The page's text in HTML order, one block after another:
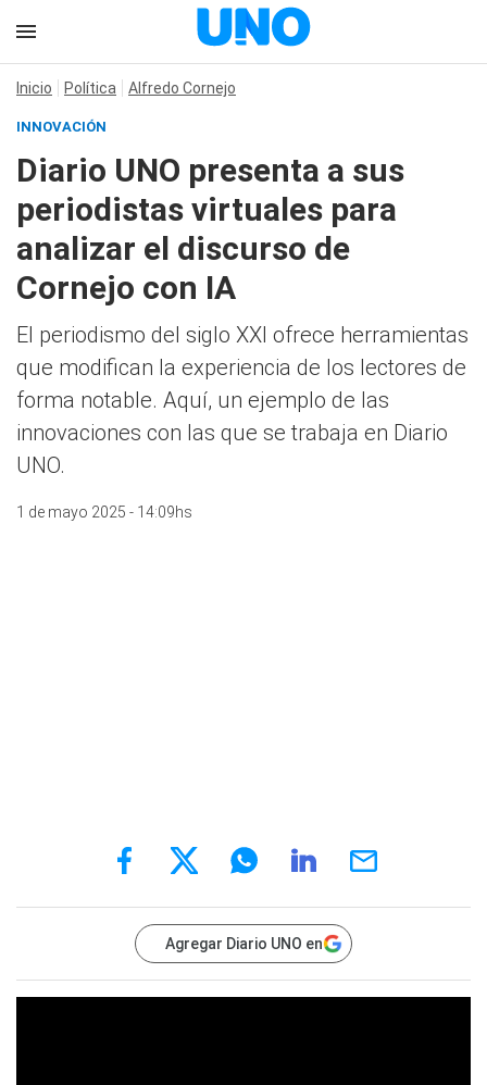
Inicio Política Alfredo Cornejo
INNOVACIÓN
Diario UNO presenta a sus
periodistas virtuales para
analizar el discurso de
Cornejo con IA
El periodismo del siglo XXI ofrece herramientas
que modifican la experiencia de los lectores de
forma notable. Aquí, un ejemplo de las
innovaciones con las que se trabaja en Diario
UNO.
1 de mayo 2025 - 14:09hs
Agregar Diario UNO en